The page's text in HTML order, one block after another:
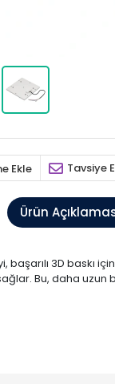
Ekle Tavsiye
Ürün
başarılı 3D baskı
Bu, daha uzun